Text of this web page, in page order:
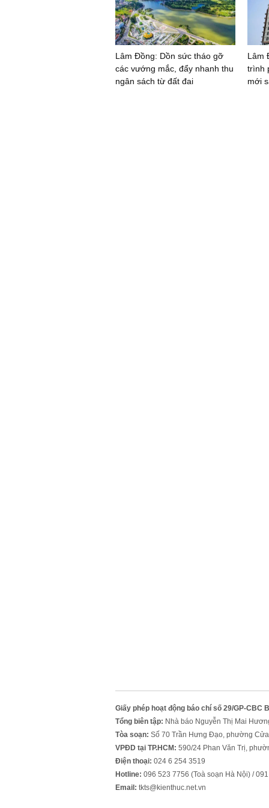
Lâm Đồng: Dồn sức tháo gỡ
các vướng mắc, đẩy nhanh thu
ngân sách từ đất đai
Lâm
trình
mới
Giấy phép hoạt động báo chí số 29/GP-CBC
Tổng biên tập: Nhà báo Nguyễn Thị Mai
Tòa soạn: Số 70 Trần Hưng Đạo, phường
VPĐD tại TP.HCM: 590/24 Phan Văn Trị,
Điện thoại: 024 6 254 3519
Hotline: 096 523 7756 (Toà soạn Hà Nội) /
Email: tkts@kienthuc.net.vn